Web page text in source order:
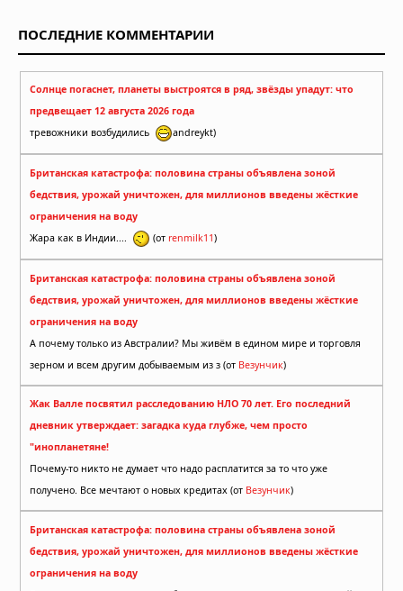
ПОСЛЕДНИЕ КОММЕНТАРИИ
Солнце погаснет, планеты выстроятся в ряд, звёзды упадут: что
предвещает 12 августа 2026 года
тревожники возбудились
andreykt)
Британская катастрофа: половина страны объявлена зоной
бедствия, урожай уничтожен, для миллионов введены жёсткие
ограничения на воду
Жара как в Индии....
(от renmilk11)
Британская катастрофа: половина страны объявлена зоной
бедствия, урожай уничтожен, для миллионов введены жёсткие
ограничения на воду
А почему только из Австралии? Мы живём в едином мире и торговля
зерном и всем другим добываемым из з (от Везунчик)
Жак Валле посвятил расследованию НЛО 70 лет. Его последний
дневник утверждает: загадка куда глубже, чем просто
"инопланетяне!
Почему-то никто не думает что надо расплатится за то что уже
получено. Все мечтают о новых кредитах (от Везунчик)
Британская катастрофа: половина страны объявлена зоной
бедствия, урожай уничтожен, для миллионов введены жёсткие
ограничения на воду